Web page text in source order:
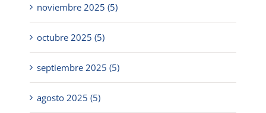
noviembre 2025 (5)
octubre 2025 (5)
septiembre 2025 (5)
agosto 2025 (5)